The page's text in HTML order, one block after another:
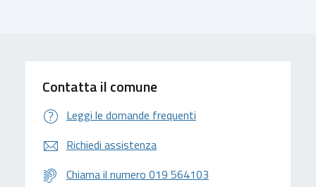
Contatta il comune
Leggi le domande frequenti
Richiedi assistenza
Chiama il numero 019 564103